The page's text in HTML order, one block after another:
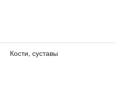
Кости, суставы